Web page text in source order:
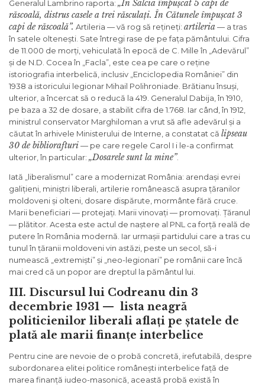
Generalul Lambrino raporta: „În Salcia împușcat 5 capi de
răscoală, distrus casele a trei răsculați. În Cătunele împușcat 3
capi de răscoală”. Artileria — vă rog să rețineți: artileria— a tras
în satele oltenești. Sate întregi rase de pe fața pământului. Cifra
de 11.000 de morți, vehiculată în epocă de C. Mille în „Adevărul”
și de N.D. Cocea în „Facla”, este cea pe care o reține
istoriografia interbelică, inclusiv „Enciclopedia României” din
1938 a istoricului legionar Mihail Polihroniade. Brătianu însuși,
ulterior, a încercat să o reducă la 419. Generalul Dabija, în 1910,
pe baza a 32 de dosare, a stabilit cifra de 1.768. Iar când, în 1912,
ministrul conservator Marghiloman a vrut să afle adevărul și a
căutat în arhivele Ministerului de Interne, a constatat că lipseau
30 de bibliorafturi— pe care regele Carol I i le-a confirmat
ulterior, în particular: „Dosarele sunt la mine”.
Iată „liberalismul” care a modernizat România: arendași evrei
galițieni, miniștri liberali, artilerie românească asupra țăranilor
moldoveni și olteni, dosare dispărute, mormânte fără cruce.
Marii beneficiari — protejați. Marii vinovați — promovați. Țăranul
— plătitor. Acesta este actul de naștere al PNL ca forță reală de
putere în România modernă. Iar urmașii partidului care a tras cu
tunul în țăranii moldoveni vin astăzi, peste un secol, să-i
numească „extremiști” și „neo-legionari” pe românii care încă
mai cred că un popor are dreptul la pământul lui.
III. Discursul lui Codreanu din 3
decembrie 1931 — lista neagră
politicienilor liberali aflați pe ștatele de
plată ale marii finanțe interbelice
Pentru cine are nevoie de o probă concretă, irefutabilă, despre
subordonarea elitei politice românești interbelice față de
marea finanță iudeo-masonică, această probă există în